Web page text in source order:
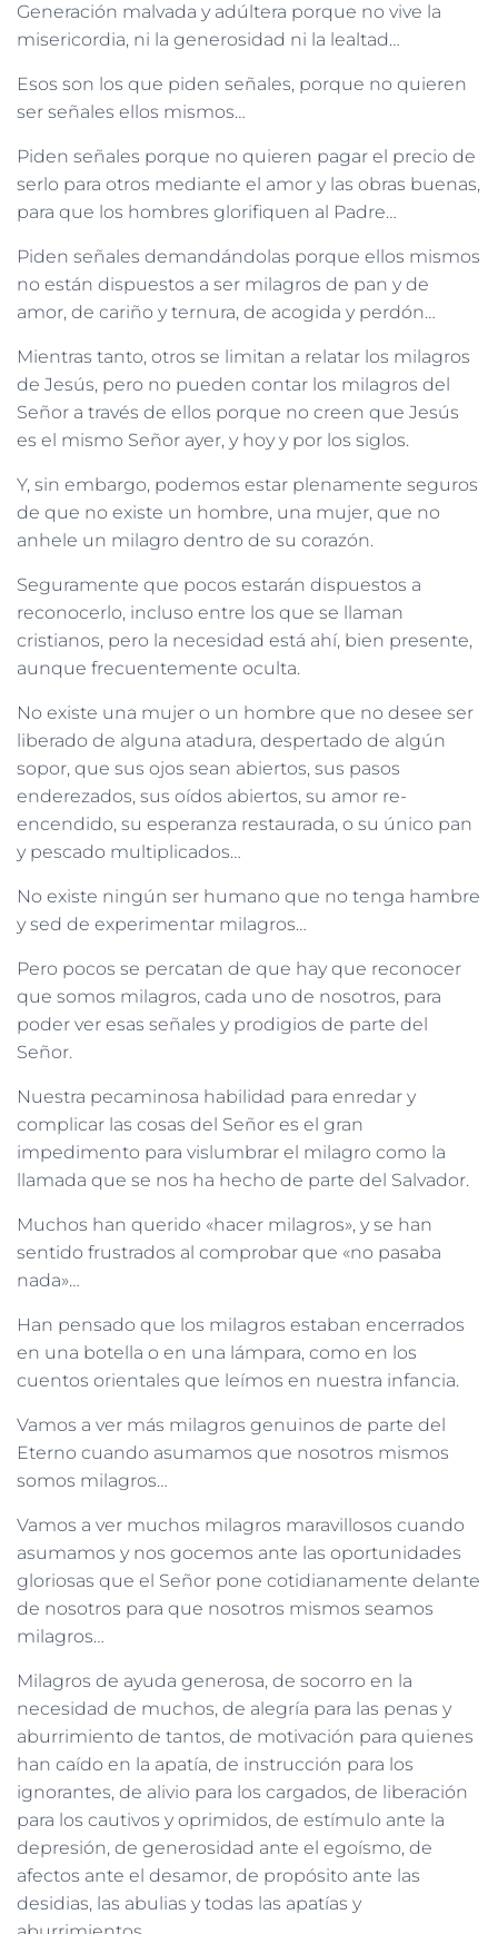
Generación malvada y adúltera porque no vive la
misericordia, ni la generosidad ni la lealtad…
Esos son los que piden señales, porque no quieren
ser señales ellos mismos…
Piden señales porque no quieren pagar el precio de
serlo para otros mediante el amor y las obras buenas,
para que los hombres glorifiquen al Padre…
Piden señales demandándolas porque ellos mismos
no están dispuestos a ser milagros de pan y de
amor, de cariño y ternura, de acogida y perdón…
Mientras tanto, otros se limitan a relatar los milagros
de Jesús, pero no pueden contar los milagros del
Señor a través de ellos porque no creen que Jesús
es el mismo Señor ayer, y hoy y por los siglos.
Y, sin embargo, podemos estar plenamente seguros
de que no existe un hombre, una mujer, que no
anhele un milagro dentro de su corazón.
Seguramente que pocos estarán dispuestos a
reconocerlo, incluso entre los que se llaman
cristianos, pero la necesidad está ahí, bien presente,
aunque frecuentemente oculta.
No existe una mujer o un hombre que no desee ser
liberado de alguna atadura, despertado de algún
sopor, que sus ojos sean abiertos, sus pasos
enderezados, sus oídos abiertos, su amor re-
encendido, su esperanza restaurada, o su único pan
y pescado multiplicados…
No existe ningún ser humano que no tenga hambre
y sed de experimentar milagros…
Pero pocos se percatan de que hay que reconocer
que somos milagros, cada uno de nosotros, para
poder ver esas señales y prodigios de parte del
Señor.
Nuestra pecaminosa habilidad para enredar y
complicar las cosas del Señor es el gran
impedimento para vislumbrar el milagro como la
llamada que se nos ha hecho de parte del Salvador.
Muchos han querido «hacer milagros», y se han
sentido frustrados al comprobar que «no pasaba
nada»…
Han pensado que los milagros estaban encerrados
en una botella o en una lámpara, como en los
cuentos orientales que leímos en nuestra infancia.
Vamos a ver más milagros genuinos de parte del
Eterno cuando asumamos que nosotros mismos
somos milagros…
Vamos a ver muchos milagros maravillosos cuando
asumamos y nos gocemos ante las oportunidades
gloriosas que el Señor pone cotidianamente delante
de nosotros para que nosotros mismos seamos
milagros…
Milagros de ayuda generosa, de socorro en la
necesidad de muchos, de alegría para las penas y
aburrimiento de tantos, de motivación para quienes
han caído en la apatía, de instrucción para los
ignorantes, de alivio para los cargados, de liberación
para los cautivos y oprimidos, de estímulo ante la
depresión, de generosidad ante el egoísmo, de
afectos ante el desamor, de propósito ante las
desidias, las abulias y todas las apatías y